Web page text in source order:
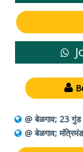
@ बेळगाव; 23 गुंड
@ बेळगाव;